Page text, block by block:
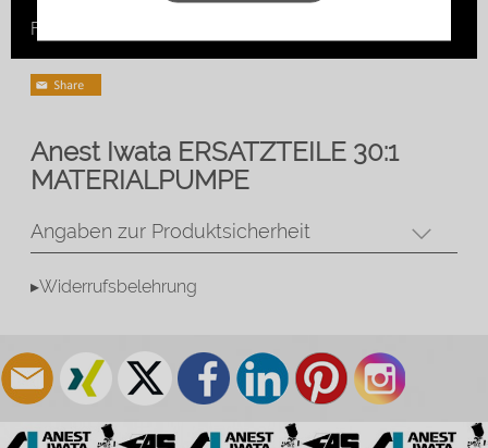
Frage zum Artikel
Anest Iwata ERSATZTEILE 30:1
MATERIALPUMPE
Angaben zur Produktsicherheit
▸Widerrufsbelehrung